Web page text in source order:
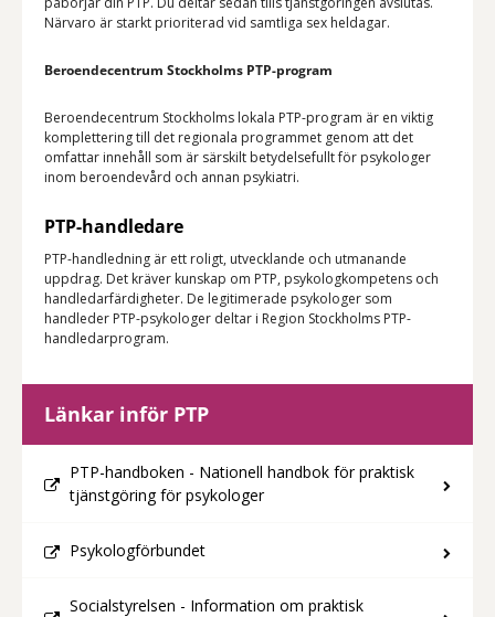
Närvaro är starkt prioriterad vid samtliga sex heldagar.
Beroendecentrum Stockholms PTP-program
Beroendecentrum Stockholms lokala PTP-program är en viktig
komplettering till det regionala programmet genom att det
omfattar innehåll som är särskilt betydelsefullt för psykologer
inom beroendevård och annan psykiatri.
PTP-handledare
PTP-handledning är ett roligt, utvecklande och utmanande
uppdrag. Det kräver kunskap om PTP, psykologkompetens och
handledarfärdigheter. De legitimerade psykologer som
handleder PTP-psykologer deltar i Region Stockholms PTP-
handledarprogram.
Länkar inför PTP
PTP-handboken - Nationell handbok för praktisk
tjänstgöring för psykologer
Psykologförbundet
Socialstyrelsen - Information om praktisk